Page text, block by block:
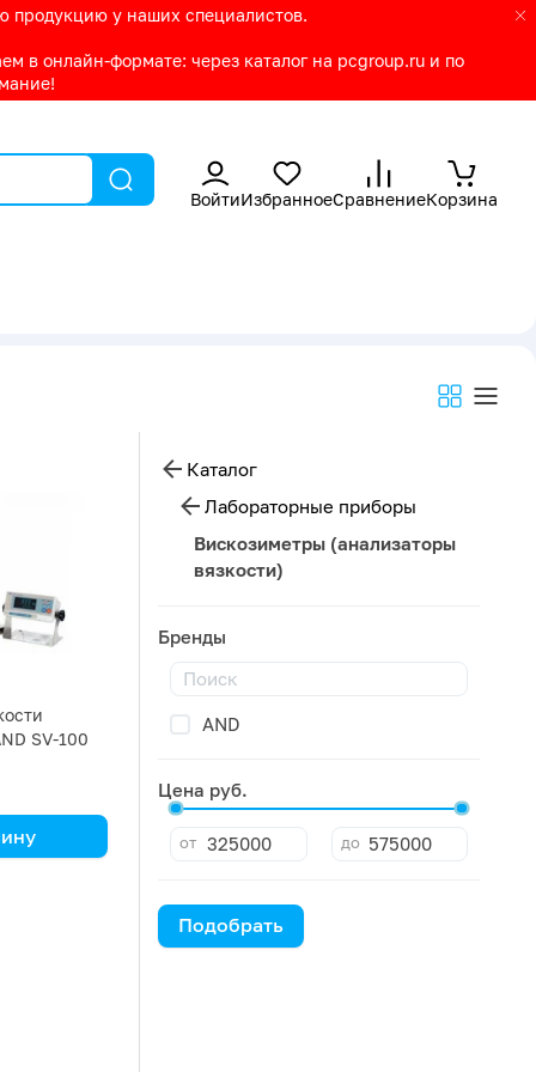
продукцию у наших специалистов.
в онлайн-формате: через каталог на pcgroup.ru и по
ВойтиИзбранноеСравнениеКорзина
SV-100
Каталог
Лабораторные приборы
Вискозиметры (анализаторы
вязкости)
Бренды
AND
Цена руб.
от до
Подобрать